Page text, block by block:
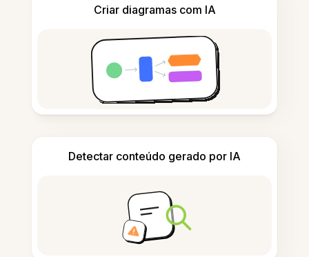
Criar diagramas com IA
Detectar conteúdo gerado por IA